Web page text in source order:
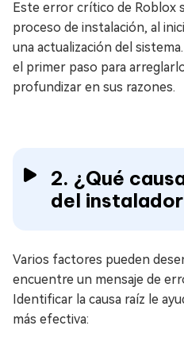
Este error crítico de Roblox
proceso de instalación, al
una actualización del
el primer paso para
profundizar en sus razones.
2. ¿Qué
del
Varios factores pueden
encuentre un mensaje de
Identificar la causa raíz le
más efectiva: